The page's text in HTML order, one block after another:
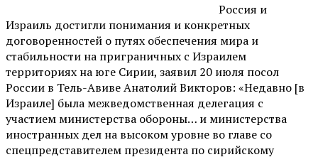
Россия и
Израиль достигли понимания и конкретных
договоренностей о путях обеспечения мира и
стабильности на приграничных с Израилем
территориях на юге Сирии, заявил 20 июля посол
России в Тель-Авиве Анатолий Викторов: «Недавно [в
Израиле] была межведомственная делегация с
участием министерства обороны… и министерства
иностранных дел на высоком уровне во главе со
спецпредставителем президента по сирийскому